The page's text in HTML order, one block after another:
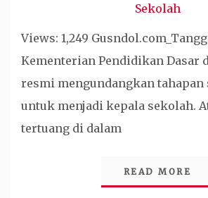
Sekolah
Views: 1,249
Kementerian Pendidikan Dasar
resmi mengundangkan tahapan
untuk menjadi kepala sekolah.
tertuang di dalam
READ MORE